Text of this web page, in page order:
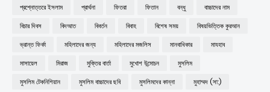
প্রশ্নোত্তরে ইসলাম
প্রার্থনা ফিতরা ফিতান বন্ধু
বাচ্চাদের নাম
বিচার দিবস
বিদআত বিবর্তন বিবাহ বিশেষ সময়
বিষয়ভিত্তিক কুরআন
ভ্রান্ত ফির্কা
মহিলাদের জন্য মহিলাদের মজলিস মানবাধিকার
মাযহাব
মাসায়েল
মিরাজ মুক্তির বার্তা মুখোশ উন্মোচন
মুসলিম
মুসলিম টেকনিশিয়ান
মুসলিম বাচ্চাদের ছবি মুসলিমদের কান্না
মুহাম্মদ (সা:)